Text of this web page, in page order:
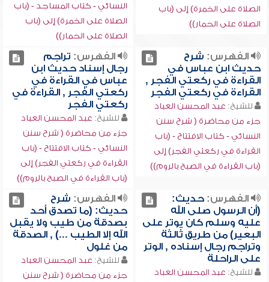
الصلاة على الخمرة) إلى (باب
الصلاة على الحمار))
النسائي - كتاب المساجد - (باب
الصلاة على الخمرة) إلى (باب
الصلاة على الحمار))
الفهرس: شرح
حديث ابن عباس في
القراءة في ركعتي الفجر ,
القراءة في ركعتي الفجر
للشيخ: عبد المحسن العباد
جزء من محاضرة ( شرح سنن
النسائي - كتاب الافتتاح - (باب
القراءة في ركعتي الفجر) إلى
(باب القراءة في الصبح بالروم))
الفهرس: تراجم
رجال إسناد حديث ابن
عباس في القراءة في
ركعتي الفجر , القراءة في
ركعتي الفجر
للشيخ: عبد المحسن العباد
جزء من محاضرة ( شرح سنن
النسائي - كتاب الافتتاح - (باب
القراءة في ركعتي الفجر) إلى
(باب القراءة في الصبح بالروم))
الفهرس:حديث:
(أن الرسول صلى الله
عليه وسلم كان يوتر على
البعير) من طريق ثالثة
وتراجم رجال إسناده , الوتر
على الراحلة
للشيخ: عبد المحسن العباد
الفهرس: شرح
حديث: (ما تصدق أحد
بصدقة من طيب ولا يقبل
الله إلا الطيب ...) , الصدقة
من غلول
للشيخ: عبد المحسن العباد
جزء من محاضرة ( شرح سنن